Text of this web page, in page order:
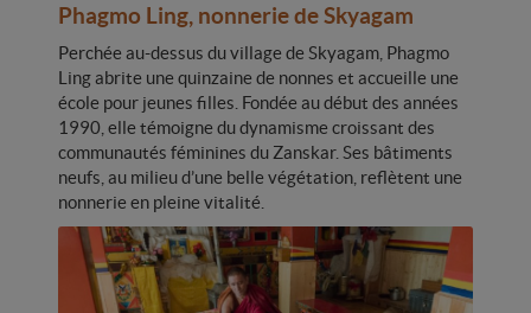
Phagmo Ling, nonnerie de Skyagam
Perchée au-dessus du village de Skyagam, Phagmo
Ling abrite une quinzaine de nonnes et accueille une
école pour jeunes filles. Fondée au début des années
1990, elle témoigne du dynamisme croissant des
communautés féminines du Zanskar. Ses bâtiments
neufs, au milieu d’une belle végétation, reflètent une
nonnerie en pleine vitalité.